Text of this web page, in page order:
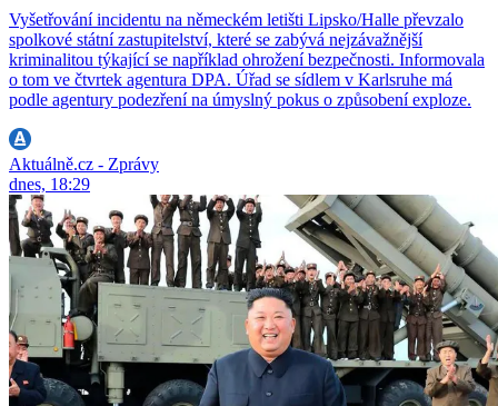
Vyšetřování incidentu na německém letišti Lipsko/Halle převzalo
spolkové státní zastupitelství, které se zabývá nejzávažnější
kriminalitou týkající se například ohrožení bezpečnosti. Informovala
o tom ve čtvrtek agentura DPA. Úřad se sídlem v Karlsruhe má
podle agentury podezření na úmyslný pokus o způsobení exploze.
Aktuálně.cz - Zprávy
dnes, 18:29